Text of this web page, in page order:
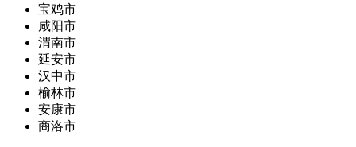
宝鸡市
咸阳市
渭南市
延安市
汉中市
榆林市
安康市
商洛市